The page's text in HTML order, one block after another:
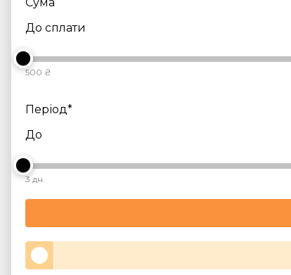
До сплати
500 ₴
Період*
До
3 дн.